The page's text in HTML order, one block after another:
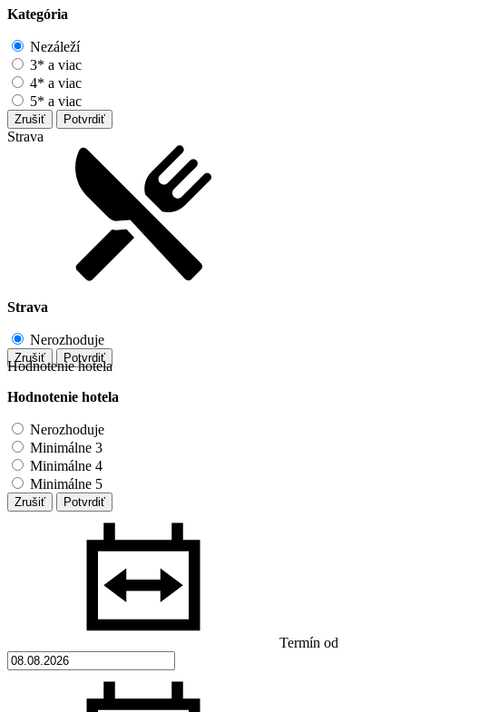
Kategória
Nezáleží
3* a viac
4* a viac
5* a viac
Zrušiť Potvrdiť
Strava
Strava
Nerozhoduje
Zrušiť Potvrdiť
Hodnotenie hotela
Hodnotenie hotela
Nerozhoduje
Minimálne 3
Minimálne 4
Minimálne 5
Zrušiť Potvrdiť
Termín od